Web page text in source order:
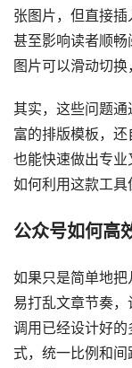
张图片，但直接插
甚至影响读者顺
图片可以滑动切换
其实，这些问题通
富的排版模板，
也能快速做出专
如何利用这款工具
公众号如何高
如果只是简单地
易打乱文章节奏，
调用已经设计好
式，统一比例和